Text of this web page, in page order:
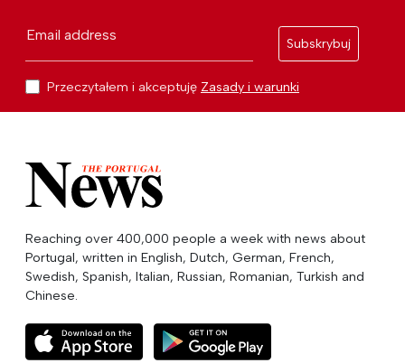
Email address
Subskrybuj
Przeczytałem i akceptuję Zasady i warunki
Reaching over 400,000 people a week with news about
Portugal, written in English, Dutch, German, French,
Swedish, Spanish, Italian, Russian, Romanian, Turkish and
Chinese.